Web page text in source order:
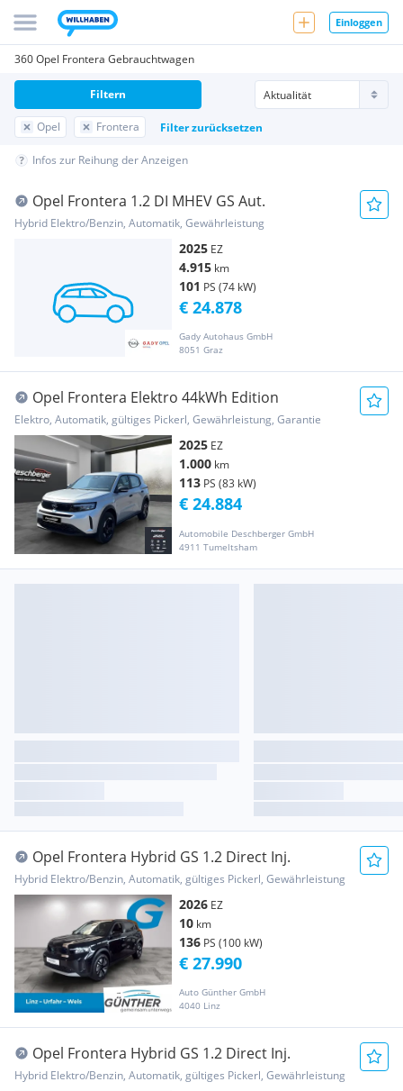
Einloggen
360 Opel Frontera Gebrauchtwagen
Opel Frontera Filter zurücksetzen
Filtern
Infos zur Reihung der Anzeigen
Opel Frontera 1.2 DI MHEV GS Aut.
Hybrid Elektro/Benzin, Automatik, Gewährleistung
2025 EZ
4.915 km
101 PS (74 kW)
Gady Autohaus GmbH
8051 Graz
€ 24.878
Opel Frontera Elektro 44kWh Edition
Elektro, Automatik, gültiges Pickerl, Gewährleistung, Garantie
2025 EZ
1.000 km
113 PS (83 kW)
Automobile Deschberger GmbH
4911 Tumeltsham
€ 24.884
Opel Frontera Hybrid GS 1.2 Direct Inj.
Hybrid Elektro/Benzin, Automatik, gültiges Pickerl, Gewährleistung
2026 EZ
10 km
136 PS (100 kW)
Auto Günther GmbH
4040 Linz
€ 27.990
Opel Frontera Hybrid GS 1.2 Direct Inj.
Hybrid Elektro/Benzin, Automatik, gültiges Pickerl, Gewährleistung